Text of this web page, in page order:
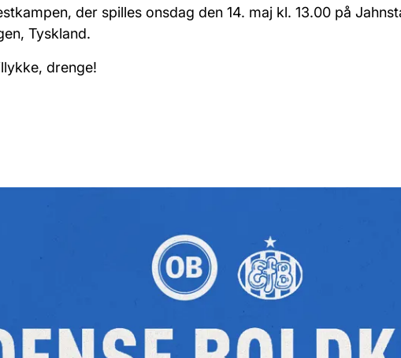
der spilles onsdag den 14. maj kl. 13.00 på
Tyskland.
drenge!